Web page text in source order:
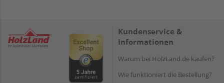
Kundenservice &
Informationen
Warum bei HolzLand.de kaufen?
Wie funktioniert die Bestellung?